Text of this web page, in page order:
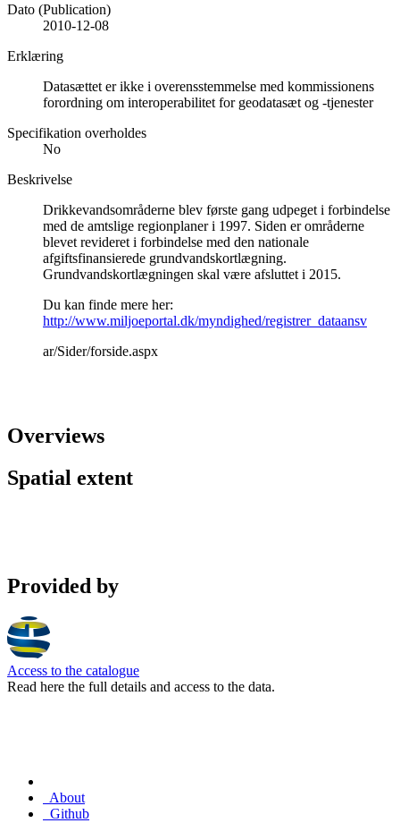
Dato (Publication)
2010-12-08
Erklæring
Datasættet er ikke i overensstemmelse med kommissionens
forordning om interoperabilitet for geodatasæt og -tjenester
Specifikation overholdes
No
Beskrivelse
Drikkevandsområderne blev første gang udpeget i forbindelse
med de amtslige regionplaner i 1997. Siden er områderne
blevet revideret i forbindelse med den nationale
afgiftsfinansierede grundvandskortlægning.
Grundvandskortlægningen skal være afsluttet i 2015.
Du kan finde mere her:
http://www.miljoeportal.dk/myndighed/registrer_dataansv
ar/Sider/forside.aspx
Overviews
Spatial extent
Provided by
Access to the catalogue
Read here the full details and access to the data.
About
Github